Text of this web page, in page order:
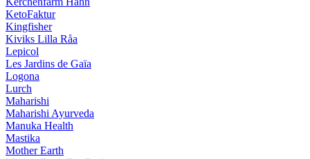
KetoFaktur
Kingfisher
Kiviks Lilla Råa
Lepicol
Les Jardins de Gaïa
Logona
Lurch
Maharishi
Maharishi Ayurveda
Manuka Health
Mastika
Mother Earth